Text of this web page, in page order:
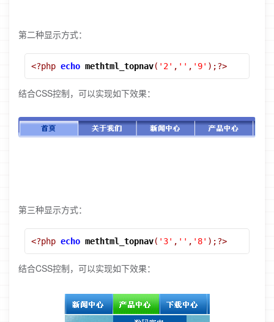
第二种显示方式：
<?php echo methtml_topnav( '2' , '' , '9' );?>
结合CSS控制，可以实现如下效果：
第三种显示方式：
<?php echo methtml_topnav( '3' , '' , '8' );?>
结合CSS控制，可以实现如下效果：